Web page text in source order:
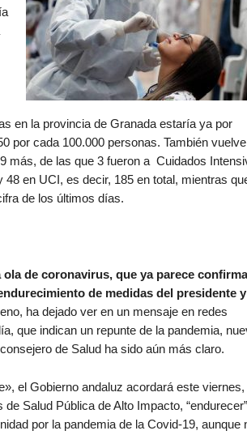
en la provincia de Granada estaría ya por
por cada 100.000 personas. También
más, de las que 3 fueron a Cuidados
en UCI, es decir, 185 en total, mientras
de los últimos días.
de coronavirus, que ya parece
de medidas del presidente y
ha dejado ver en un mensaje en redes
que indican un repunte de la pandemia,
de Salud ha sido aún más claro.
el Gobierno andaluz acordará este viernes,
Salud Pública de Alto Impacto,
por la pandemia de la Covid-19, aunque